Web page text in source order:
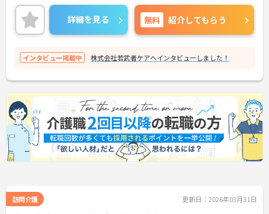
ため、経験の浅い方も安心してご就業いただけま
す。
ご興味ある方には、面接のポイントなど、さらに詳
細をお話致しますのでお気軽にご相談ください。
詳細を見る 無料 紹介してもらう
インタビュー掲載中 株式会社若武者ケアへインタビューしました！
訪問介護 更新日：2026年03月31日